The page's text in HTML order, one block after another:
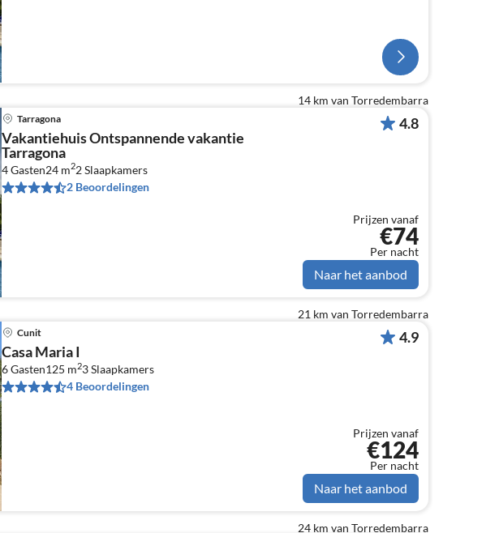
14 km van Torredembarra
Tarragona
Vakantiehuis Ontspannende vakantie
Tarragona
4 Gasten24 m22Slaapkamers
2 Beoordelingen
4.8
Prijzen vanaf
€74
Per nacht
Naar het aanbod
21 km van Torredembarra
Cunit
Casa Maria I
6 Gasten125 m23Slaapkamers
4 Beoordelingen
4.9
Prijzen vanaf
€124
Per nacht
Naar het aanbod
24 km van Torredembarra